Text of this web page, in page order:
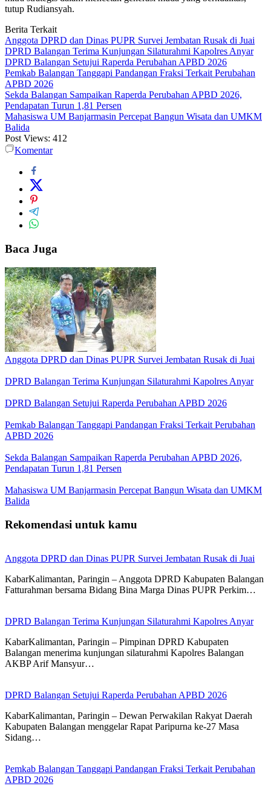
tutup Rudiansyah.
Berita Terkait
Anggota DPRD dan Dinas PUPR Survei Jembatan Rusak di Juai
DPRD Balangan Terima Kunjungan Silaturahmi Kapolres Anyar
DPRD Balangan Setujui Raperda Perubahan APBD 2026
Pemkab Balangan Tanggapi Pandangan Fraksi Terkait Perubahan
APBD 2026
Sekda Balangan Sampaikan Raperda Perubahan APBD 2026,
Pendapatan Turun 1,81 Persen
Mahasiswa UM Banjarmasin Percepat Bangun Wisata dan UMKM
Balida
Post Views: 412
Komentar
Baca Juga
Anggota DPRD dan Dinas PUPR Survei Jembatan Rusak di Juai
DPRD Balangan Terima Kunjungan Silaturahmi Kapolres Anyar
DPRD Balangan Setujui Raperda Perubahan APBD 2026
Pemkab Balangan Tanggapi Pandangan Fraksi Terkait Perubahan
APBD 2026
Sekda Balangan Sampaikan Raperda Perubahan APBD 2026,
Pendapatan Turun 1,81 Persen
Mahasiswa UM Banjarmasin Percepat Bangun Wisata dan UMKM
Balida
Rekomendasi untuk kamu
Anggota DPRD dan Dinas PUPR Survei Jembatan Rusak di Juai
KabarKalimantan, Paringin – Anggota DPRD Kabupaten Balangan
Fatturahman bersama Bidang Bina Marga Dinas PUPR Perkim…
DPRD Balangan Terima Kunjungan Silaturahmi Kapolres Anyar
KabarKalimantan, Paringin – Pimpinan DPRD Kabupaten
Balangan menerima kunjungan silaturahmi Kapolres Balangan
AKBP Arif Mansyur…
DPRD Balangan Setujui Raperda Perubahan APBD 2026
KabarKalimantan, Paringin – Dewan Perwakilan Rakyat Daerah
Kabupaten Balangan menggelar Rapat Paripurna ke-27 Masa
Sidang…
Pemkab Balangan Tanggapi Pandangan Fraksi Terkait Perubahan
APBD 2026